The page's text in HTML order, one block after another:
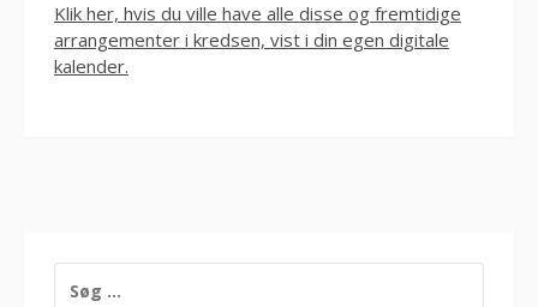
Klik her, hvis du ville have alle disse og fremtidige
arrangementer i kredsen, vist i din egen digitale
kalender.
EFTER: